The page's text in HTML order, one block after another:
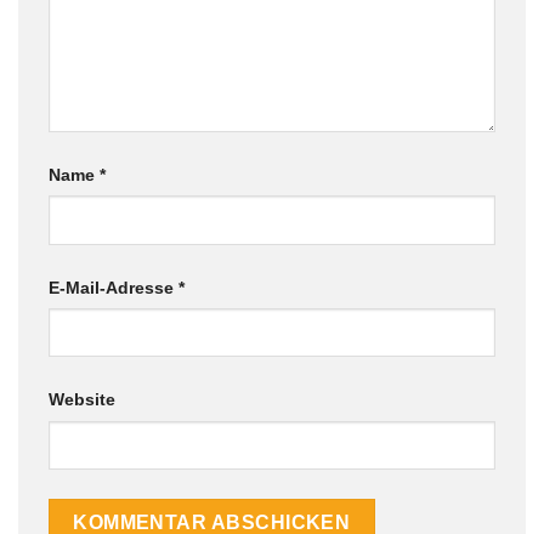
Name *
E-Mail-Adresse *
Website